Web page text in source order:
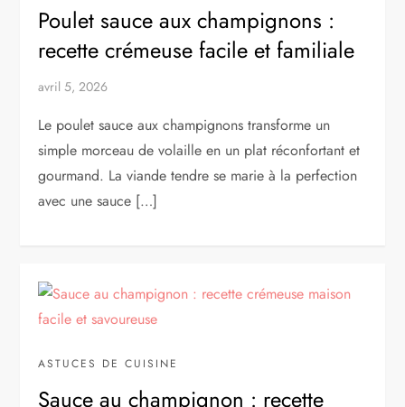
Poulet sauce aux champignons :
recette crémeuse facile et familiale
avril 5, 2026
Le poulet sauce aux champignons transforme un
simple morceau de volaille en un plat réconfortant et
gourmand. La viande tendre se marie à la perfection
avec une sauce […]
ASTUCES DE CUISINE
Sauce au champignon : recette